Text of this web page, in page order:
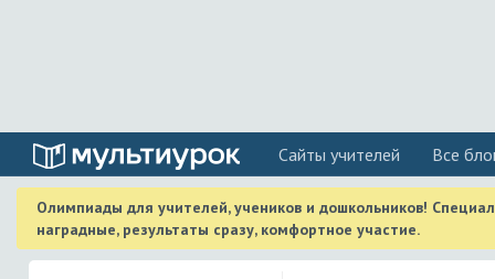
Cайты учителей Все
Олимпиады для учителей, учеников и дошкольников!
наградные, результаты сразу, комфортное участие.